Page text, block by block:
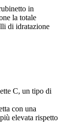
in
la totale
di idratazione
C, un tipo di
con una
elevata rispetto